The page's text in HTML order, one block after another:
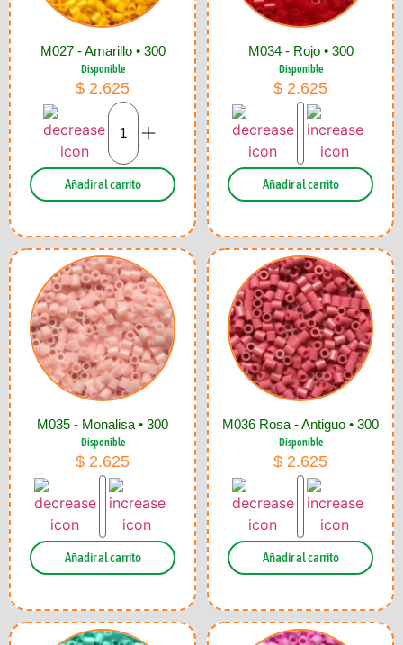
M027 - Amarillo • 300
Disponible
$ 2.625
Añadir al carrito
M034 - Rojo • 300
Disponible
$ 2.625
Añadir al carrito
M035 - Monalisa • 300
Disponible
$ 2.625
Añadir al carrito
M036 Rosa - Antiguo • 300
Disponible
$ 2.625
Añadir al carrito